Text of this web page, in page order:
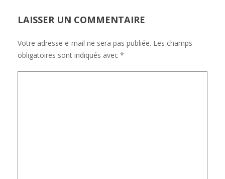
LAISSER UN COMMENTAIRE
Votre adresse e-mail ne sera pas publiée. Les champs
obligatoires sont indiqués avec *